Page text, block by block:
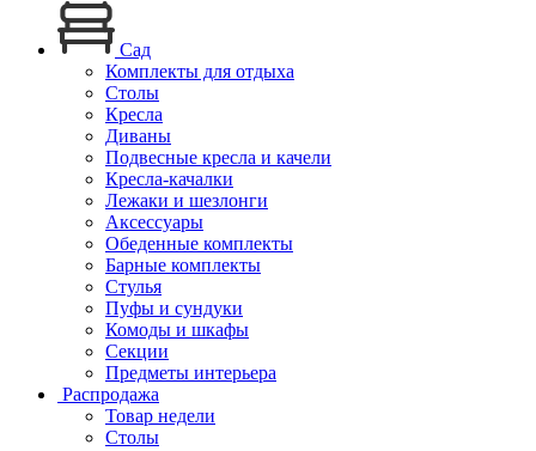
Сад
Комплекты для отдыха
Столы
Кресла
Диваны
Подвесные кресла и качели
Кресла-качалки
Лежаки и шезлонги
Аксессуары
Обеденные комплекты
Барные комплекты
Стулья
Пуфы и сундуки
Комоды и шкафы
Секции
Предметы интерьера
Распродажа
Товар недели
Столы